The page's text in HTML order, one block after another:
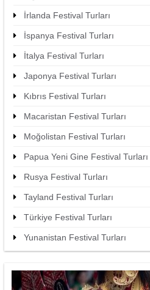
İrlanda Festival Turları
İspanya Festival Turları
İtalya Festival Turları
Japonya Festival Turları
Kıbrıs Festival Turları
Macaristan Festival Turları
Moğolistan Festival Turları
Papua Yeni Gine Festival Turları
Rusya Festival Turları
Tayland Festival Turları
Türkiye Festival Turları
Yunanistan Festival Turları